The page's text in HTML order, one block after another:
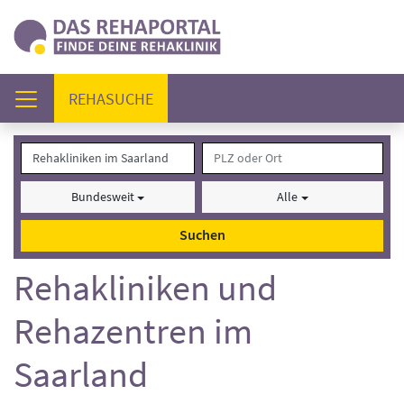
REHASUCHE(AKTUELL)
Bundesweit Alle
Suchen
Rehakliniken und
Rehazentren im
Saarland